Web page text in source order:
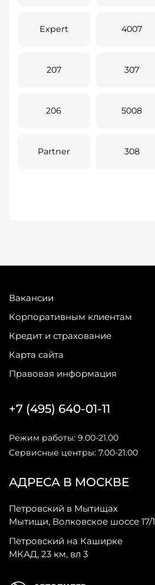
Expert 4007
207 307
206 5008
Partner 308
Вакансии
Корпоративным клиентам
Кредит и страхование
Карта сайта
Правовая информация
АДРЕСА В МОСКВЕ
Петровский в Мытищах
Мытищи, Волковское шоссе 17/1
Петровский на Каширке
МКАД, 23 км, вл 3
+7 (495) 640-01-11
Режим работы: 9.00-21.00
Сервисные центры: 7.00-21.00